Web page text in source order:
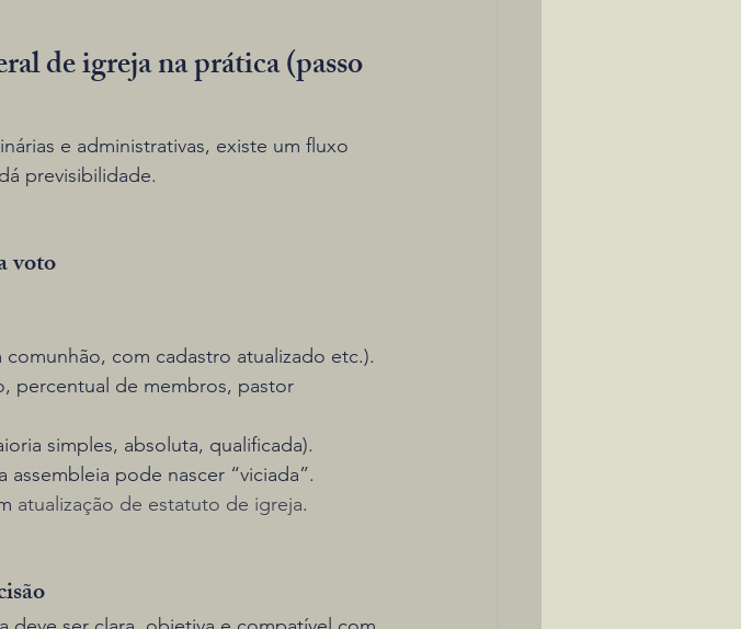
de igreja na prática (passo
e administrativas, existe um fluxo
previsibilidade.
voto
com cadastro atualizado etc.).
percentual de membros, pastor
simples, absoluta, qualificada).
pode nascer “viciada”.
atualização de estatuto de igreja.